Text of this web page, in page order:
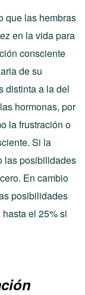
que las hembras
en la vida para
consciente
de su
distinta a la del
hormonas, por
la frustración o
Si la
las posibilidades
En cambio
posibilidades
el 25% si